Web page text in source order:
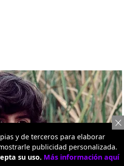
y de terceros para elaborar
publicidad personalizada.
su uso. Más información aquí